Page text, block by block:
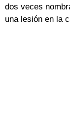
dos veces
una lesión en la